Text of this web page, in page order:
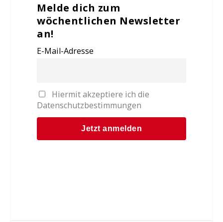
Melde dich zum
wöchentlichen Newsletter
an!
E-Mail-Adresse
Hiermit akzeptiere ich die
Datenschutzbestimmungen